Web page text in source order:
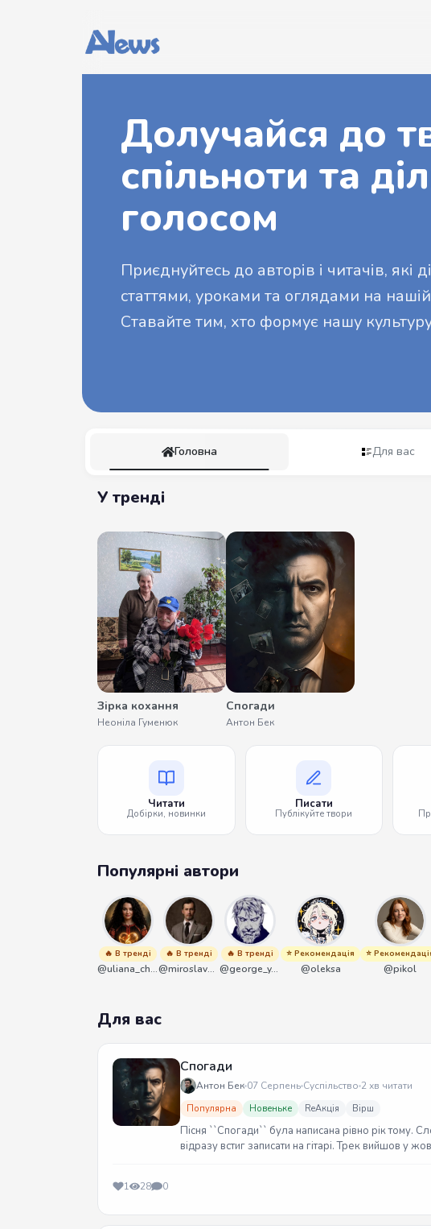
Долучайся до
спільноти та
голосом
Приєднуйтесь до авторів і читачів, які
статтями, уроками та оглядами на
Ставайте тим, хто формує нашу
Головна Для вас
У тренді
Зірка кохання
Неоніла Гуменюк
Спогади
Антон Бек
Читати
Добірки, новинки
Писати
Публікуйте твори
Популярні автори
🔥 В тренді
@uliana_chernenko
🔥 В тренді
@miroslavmaniyk
🔥 В тренді
@george_y_lawlett
⭐ Рекомендація
@oleksa
⭐
@pikol
Для вас
Спогади
Антон Бек 07 Серпень Суспільство 2 хв читати
Популярна Новеньке ReАкція Вірш
Пісня ``Спогади`` була написана рівно рік тому.
відразу встиг записати на гітарі. Трек вийшов у
1 28 0